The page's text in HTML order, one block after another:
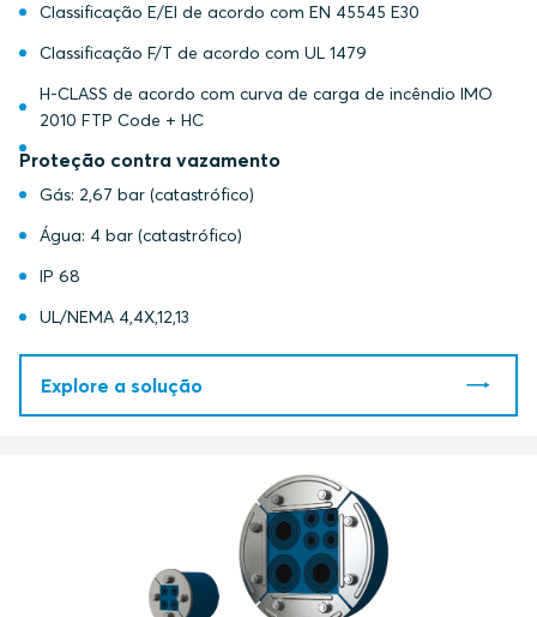
Classificação E/EI de acordo com EN 45545 E30
Classificação F/T de acordo com UL 1479
H-CLASS de acordo com curva de carga de incêndio IMO
2010 FTP Code + HC
Proteção contra vazamento
Gás: 2,67 bar (catastrófico)
Água: 4 bar (catastrófico)
IP 68
UL/NEMA 4,4X,12,13
Explore a solução